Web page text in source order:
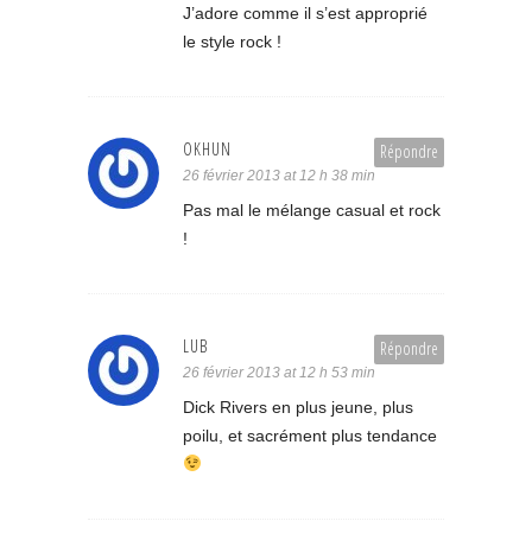
J’adore comme il s’est approprié
le style rock !
Répondre
OKHUN
26 février 2013 at 12 h 38 min
Pas mal le mélange casual et rock
!
Répondre
LUB
26 février 2013 at 12 h 53 min
Dick Rivers en plus jeune, plus
poilu, et sacrément plus tendance